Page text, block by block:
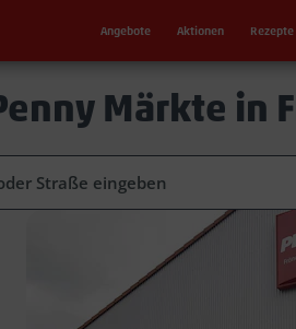
Angebote Aktionen Rezepte
Märkte in